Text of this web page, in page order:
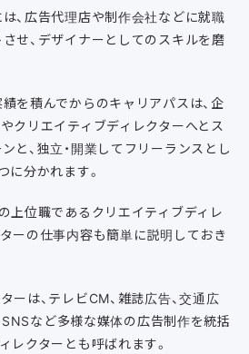
、広告代理店や制作会社などに就職
せ、デザイナーとしてのスキルを磨
を積んでからのキャリアパスは、企
クリエイティブディレクターへとス
と、独立・開業してフリーランスとし
に分かれます。
上位職であるクリエイティブディレ
ーの仕事内容も簡単に説明しておき
ーは、テレビCM、雑誌広告、交通広
SNSなど多様な媒体の広告制作を統括
レクターとも呼ばれます。